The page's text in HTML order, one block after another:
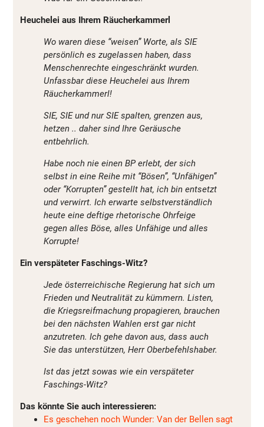
Heuchelei aus Ihrem Räucherkammerl
Wo waren diese “weisen” Worte, als SIE
persönlich es zugelassen haben, dass
Menschenrechte eingeschränkt wurden.
Unfassbar diese Heuchelei aus Ihrem
Räucherkammerl!
SIE, SIE und nur SIE spalten, grenzen aus,
hetzen .. daher sind Ihre Geräusche
entbehrlich.
Habe noch nie einen BP erlebt, der sich
selbst in eine Reihe mit “Bösen”, “Unfähigen”
oder “Korrupten” gestellt hat, ich bin entsetzt
und verwirrt. Ich erwarte selbstverständlich
heute eine deftige rhetorische Ohrfeige
gegen alles Böse, alles Unfähige und alles
Korrupte!
Ein verspäteter Faschings-Witz?
Jede österreichische Regierung hat sich um
Frieden und Neutralität zu kümmern. Listen,
die Kriegsreifmachung propagieren, brauchen
bei den nächsten Wahlen erst gar nicht
anzutreten. Ich gehe davon aus, dass auch
Sie das unterstützen, Herr Oberbefehlshaber.
Ist das jetzt sowas wie ein verspäteter
Faschings-Witz?
Das könnte Sie auch interessieren:
Es geschehen noch Wunder: Van der Bellen sagt